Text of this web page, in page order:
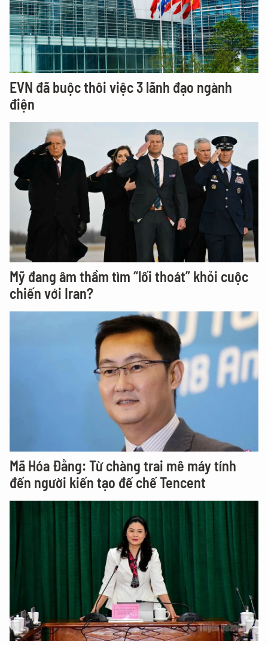
EVN đã buộc thôi việc 3 lãnh đạo ngành
điện
Mỹ đang âm thầm tìm “lối thoát” khỏi cuộc
chiến với Iran?
Mã Hóa Đằng: Từ chàng trai mê máy tính
đến người kiến tạo đế chế Tencent